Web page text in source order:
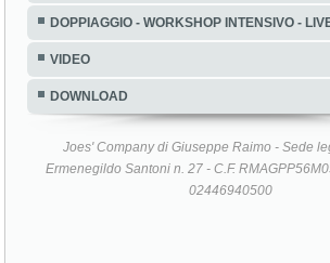
DOPPIAGGIO - WORKSHOP INTENSIVO -
VIDEO
DOWNLOAD
Joes' Company di Giuseppe Raimo - Sede
Ermenegildo Santoni n. 27 - C.F.
02446940500